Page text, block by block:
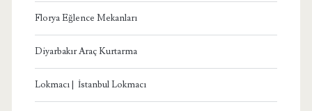
Florya Eğlence Mekanları
Diyarbakır Araç Kurtarma
Lokmacı | İstanbul Lokmacı